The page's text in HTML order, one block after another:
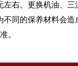
左右。更换机油、三
不同的保养材料会造
。